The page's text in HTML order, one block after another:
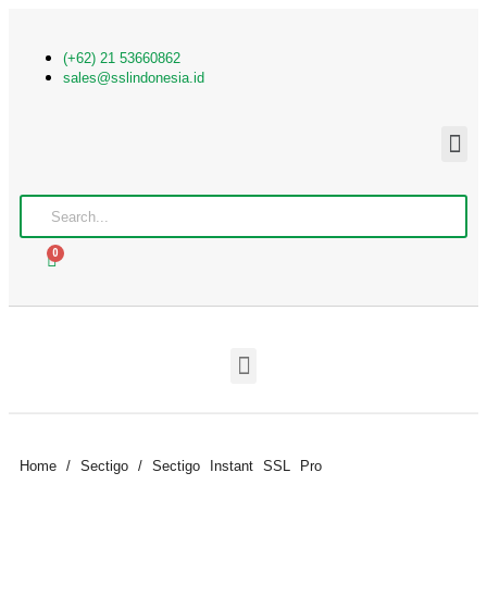
(+62) 21 53660862
sales@sslindonesia.id
0
Home / Sectigo / Sectigo Instant SSL Pro